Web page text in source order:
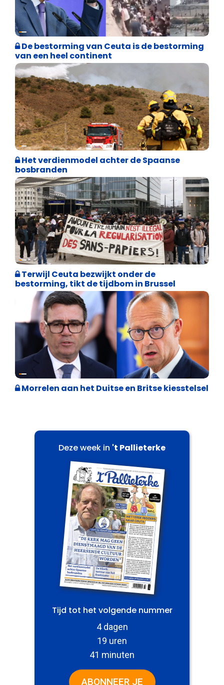
Asiel en Migratie
De bestorming van Ceuta is de bestorming
van een heel continent
Internationale politiek
Het verdienmodel achter de Spaanse
bosbranden
Asiel en Migratie
Terwijl Ceuta bezwijkt onder de
bestorming, tikt de tijdbom in Brussel
Internationale politiek
Morrelen aan het Duitse en Britse kiesstelsel
Deze week in 't Pallieterke
Tijd tot het volgende nummer
4 dagen
19 uren
41 minuten
ABONNEER JE